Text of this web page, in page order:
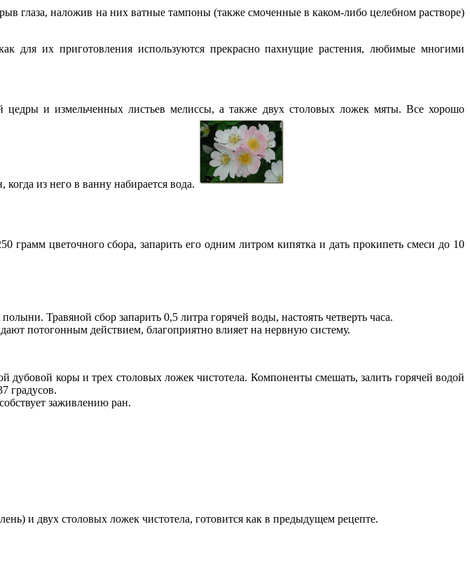
глаза, наложив на них ватные тампоны (также смоченные в каком-либо целебном растворе)
для их приготовления используются прекрасно пахнущие растения, любимые многими
цедры и измельченных листьев мелиссы, а также двух столовых ложек мяты. Все хорошо
из него в ванну набирается вода.
цветочного сбора, запарить его одним литром кипятка и дать прокипеть смеси до 10
Травяной сбор запарить 0,5 литра горячей воды, настоять четверть часа.
потогонным действием, благоприятно влияет на нервную систему.
дубовой коры и трех столовых ложек чистотела. Компоненты смешать, залить горячей водой
градусов.
заживлению ран.
и двух столовых ложек чистотела, готовится как в предыдущем рецепте.